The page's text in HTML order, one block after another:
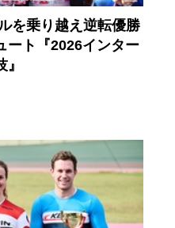
を乗り越え逆転優勝
ート『2026インター